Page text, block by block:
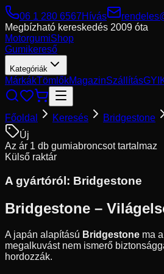
06 1 280 6567Hívás
Megbízható kereskedés 2009 óta
MotorgumiShop
Gumikereső
Kategóriák
MárkákTömlőkMagazinSzállítás
Főoldal Keresés Bridgestone
Új
Az ár 1 db gumiabroncsot tartalmaz
Külső raktár
A gyártóról: Bridgestone
Bridgestone –
A japán alapítású Bridgestone ma
megalkuvást nem ismerő
hordozzák.